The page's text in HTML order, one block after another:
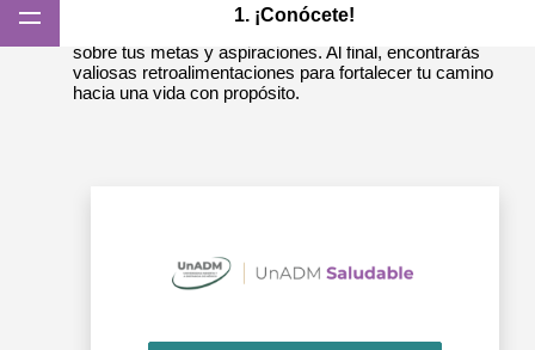
1. ¡Conócete!
Tener propósitos
¿Estás lista o listo para conocerte más? Responde este
breve cuestionario de 20 preguntas para reflexionar
sobre tus metas y aspiraciones. Al final, encontrarás
valiosas retroalimentaciones para fortalecer tu camino
hacia una vida con propósito.